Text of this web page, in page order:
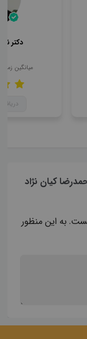
دکتر
میانگین
کیان نژاد
به این منظور